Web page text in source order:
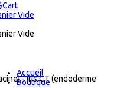
Cart
Vide
Vide
Accueil
Boutique
- Iris CT (endoderme